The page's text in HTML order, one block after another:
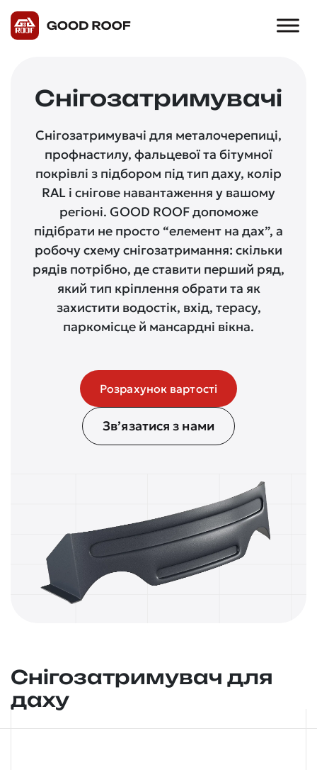
Снігозатримувачі
Снігозатримувачі для металочерепиці,
профнастилу, фальцевої та бітумної
покрівлі з підбором під тип даху, колір
RAL і снігове навантаження у вашому
регіоні. GOOD ROOF допоможе
підібрати не просто “елемент на дах”, а
робочу схему снігозатримання: скільки
рядів потрібно, де ставити перший ряд,
який тип кріплення обрати та як
захистити водостік, вхід, терасу,
паркомісце й мансардні вікна.
Розрахунок вартості
Зв’язатися з нами
Снігозатримувач для
даху